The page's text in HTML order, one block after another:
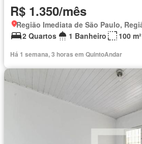
R$ 1.350/mês
2 Quartos
1 Banheiro 100 m²
Há 1 semana, 3 horas em QuintoAndar